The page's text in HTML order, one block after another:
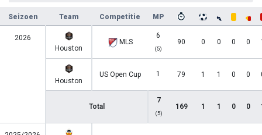
Seizoen Team Competitie MP
2026
Houston
MLS
6
(5)
90 0 0 0 0
Houston
US Open Cup 1 79 1 1 0 0
Total
7
(5)
169 1 1 0 0